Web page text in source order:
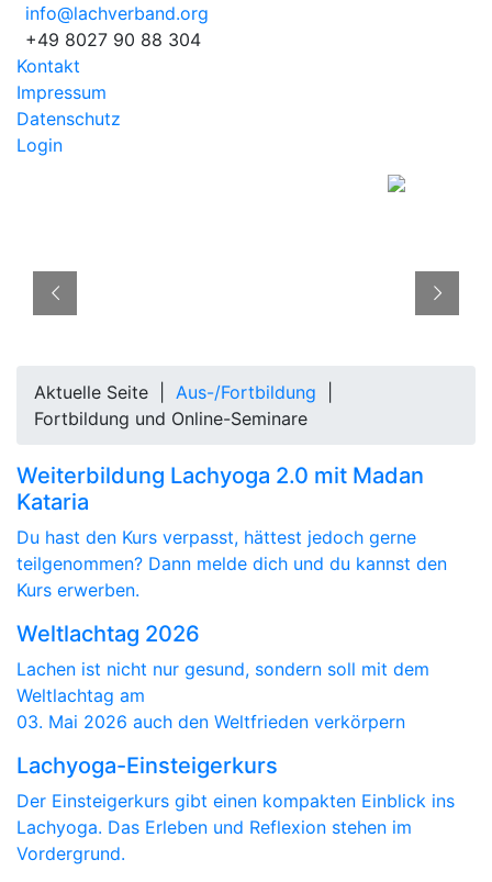
info@lachverband.org
+49 8027 90 88 304
Kontakt
Impressum
Datenschutz
Login
Aktuelle Seite | Aus-/Fortbildung
Fortbildung und Online-Seminare
Weiterbildung Lachyoga 2.0 mit Madan
Kataria
Du hast den Kurs verpasst, hättest jedoch gerne
teilgenommen? Dann melde dich und du kannst den
Kurs erwerben.
Weltlachtag 2026
Lachen ist nicht nur gesund, sondern soll mit dem
Weltlachtag am
03. Mai 2026 auch den Weltfrieden verkörpern
Lachyoga-Einsteigerkurs
Der Einsteigerkurs gibt einen kompakten Einblick ins
Lachyoga. Das Erleben und Reflexion stehen im
Vordergrund.